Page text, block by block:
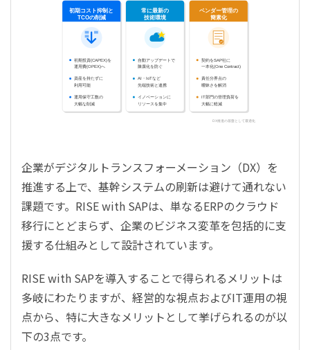
初期コスト抑制と
TCOの削減
初期投資(CAPEX)を
運用費(OPEX)へ
資産を持たずに
利用可能
運用保守工数の
大幅な削減
常に最新の
技術環境
自動アップデートで
陳腐化を防ぐ
AI・IoTなど
先端技術と連携
イノベーションに
リソースを集中
ベンダー管理の
簡素化
契約をSAP社に
一本化(One Contract)
責任分界点の
曖昧さを解消
IT部門の管理負荷を
大幅に軽減
DX推進の基盤として最適化
企業がデジタルトランスフォーメーション（DX）を
推進する上で、基幹システムの刷新は避けて通れない
課題です。RISE with SAPは、単なるERPのクラウド
移行にとどまらず、企業のビジネス変革を包括的に支
援する仕組みとして設計されています。
RISE with SAPを導入することで得られるメリットは
多岐にわたりますが、経営的な視点およびIT運用の視
点から、特に大きなメリットとして挙げられるのが以
下の3点です。